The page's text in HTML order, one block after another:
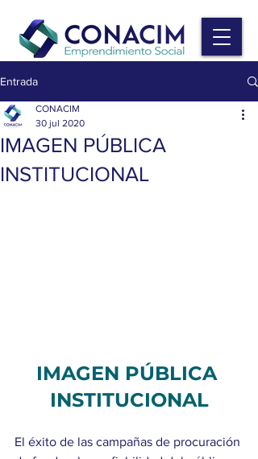
Entrada
IMAGEN PÚBLICA
INSTITUCIONAL
CONACIM
30 jul 2020
IMAGEN PÚBLICA
INSTITUCIONAL
El éxito de las campañas de procuración